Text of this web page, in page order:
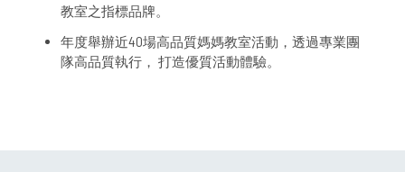
教室之指標品牌。
年度舉辦近40場高品質媽媽教室活動，透過專業團
隊高品質執行， 打造優質活動體驗。